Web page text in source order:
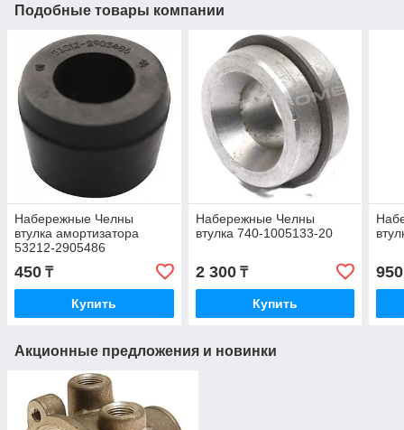
Подобные товары компании
Набережные Челны
втулка амортизатора
53212-2905486
450 ₸
Купить
Набережные Челны
втулка 740-1005133-20
2 300₸
Купить
950
Акционные предложения и новинки